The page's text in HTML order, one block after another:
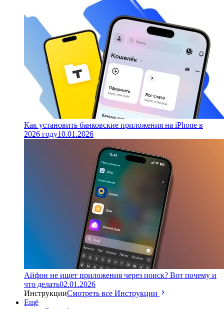
Как установить банковские приложения на iPhone в
2026 году10.01.2026
Айфон не ищет приложения через поиск? Вот почему и
что делать02.01.2026
ИнструкцииСмотреть все Инструкции
Ещё